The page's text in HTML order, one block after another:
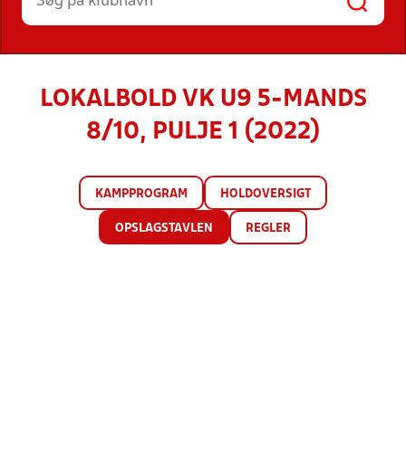
LOKALBOLD VK U9 5-MANDS
8/10, PULJE 1 (2022)
KAMPPROGRAM HOLDOVERSIGT
OPSLAGSTAVLEN REGLER